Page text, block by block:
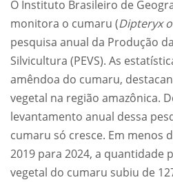
O Instituto Brasileiro de
monitora o cumaru (Dipteryx
pesquisa anual da Produção
Silvicultura (PEVS). As
amêndoa do cumaru,
vegetal na região amazônica.
levantamento anual dessa
cumaru só cresce. Em menos
2019 para 2024, a quantidade
vegetal do cumaru subiu de